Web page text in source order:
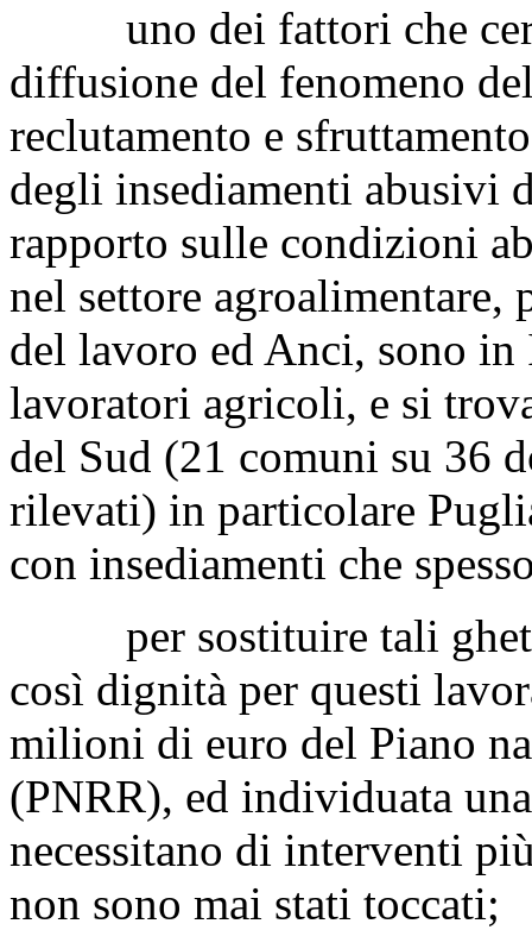
uno dei fattori che
diffusione del fenomeno
reclutamento e
degli insediamenti abusivi
rapporto sulle condizioni
nel settore
del lavoro ed Anci, sono
lavoratori agricoli, e si
del Sud (21 comuni su 36
rilevati) in particolare
con insediamenti che
per sostituire tali ghetti
così dignità per questi
milioni di euro del Piano
(PNRR), ed individuata
necessitano di interventi
non sono mai stati toccati;